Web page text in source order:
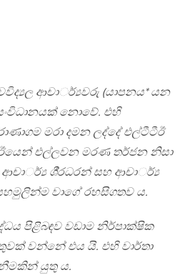
ආචාර්්‍යවරු (යාපනය* යන
නොවේ. එහි
මරා දමන ලද්දේ එල්ටීටීඊ
එල්ලවන මරණ තර්ජන නිසා
ආචාර්්‍ය ශී‍්‍රධරන් සහ ආචාර්්‍ය
වාගේ රහසිගතව ය.
පිළිබඳව වඩාම නිර්පාක්ෂික
වන්නේ එය යි. එහි වාර්තා
යුතු ය.